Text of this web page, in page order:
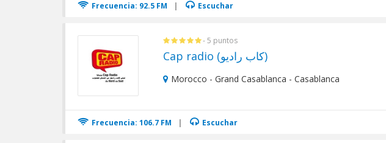
Frecuencia: 92.5 FM | Escuchar
- 5 puntos
Cap radio (كاب راديو)
Morocco - Grand Casablanca - Casablanca
Frecuencia: 106.7 FM | Escuchar